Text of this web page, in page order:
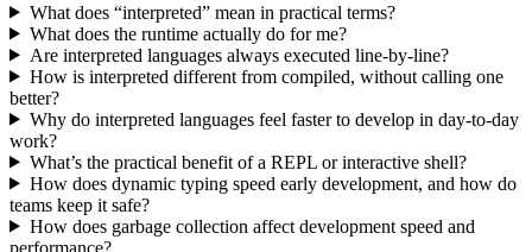
What does “interpreted” mean in practical terms?
What does the runtime actually do for me?
Are interpreted languages always executed line-by-line?
How is interpreted different from compiled, without calling one
better?
Why do interpreted languages feel faster to develop in day-to-day
work?
What’s the practical benefit of a REPL or interactive shell?
How does dynamic typing speed early development, and how do
teams keep it safe?
How does garbage collection affect development speed and
performance?